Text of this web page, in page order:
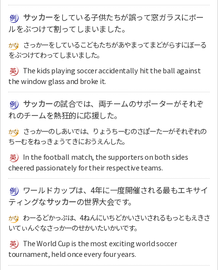
サッカーをしている子供たちが誤って窓ガラスにボー
ルをぶつけて割ってしまいました。
さっかーをしているこどもたちがあやまってまどがらすにぼーる
をぶつけてわってしまいました。
The kids playing soccer accidentally hit the ball against
the window glass and broke it.
サッカーの試合では、両チームのサポーターがそれぞ
れのチームを熱狂的に応援した。
さっかーのしあいでは、りょうちーむのさぽーたーがそれぞれの
ちーむをねっきょうてきにおうえんした。
In the football match, the supporters on both sides
cheered passionately for their respective teams.
ワールドカップは、4年に一度開催される最もエキサイ
ティングなサッカーの世界大会です。
わーるどかっぷは、4ねんにいちどかいさいされるもっともえきさ
いてぃんぐなさっかーのせかいたいかいです。
The World Cup is the most exciting world soccer
tournament, held once every four years.